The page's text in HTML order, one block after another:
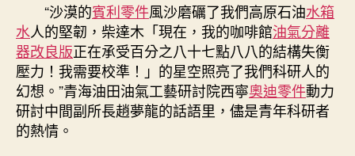
“沙漠的賓利零件風沙磨礪了我們高原石油水箱
水人的堅韌，柴達木「現在，我的咖啡館油氣分離
器改良版正在承受百分之八十七點八八的結構失衡
壓力！我需要校準！」的星空照亮了我們科研人的
幻想。”青海油田油氣工藝研討院西寧奧迪零件動力
研討中間副所長趙夢龍的話語里，儘是青年科研者
的熱情。